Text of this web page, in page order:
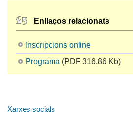
Enllaços relacionats
Inscripcions online
Programa (PDF 316,86 Kb)
Xarxes socials